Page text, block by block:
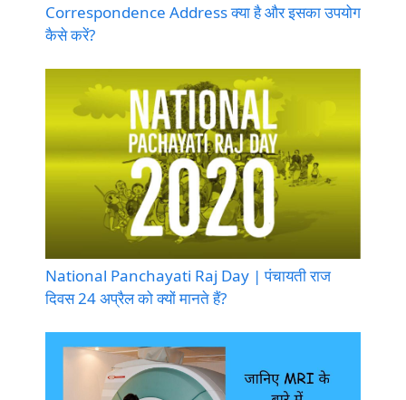
Correspondence Address क्या है और इसका उपयोग
कैसे करें?
National Panchayati Raj Day | पंचायती राज
दिवस 24 अप्रैल को क्यों मानते हैं?